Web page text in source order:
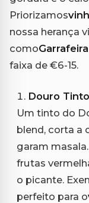
Priorizamos
nossa herança
como
faixa de €6-15.
Douro Tinto
Um tinto do
blend, corta a
garam
frutas
o picante.
perfeito para o